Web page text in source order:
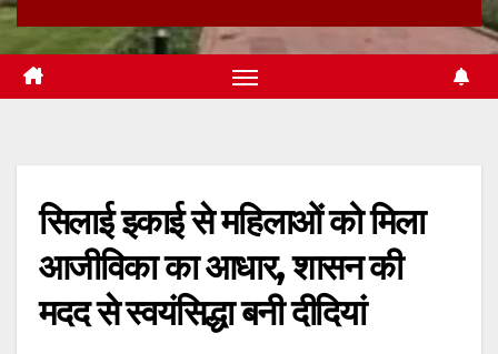
सिलाई इकाई से महिलाओं को मिला
आजीविका का आधार, शासन की
मदद से स्वयंसिद्धा बनी दीदियां